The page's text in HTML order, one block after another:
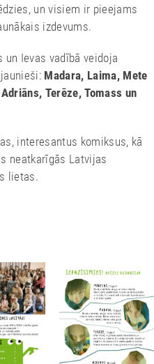
un visiem ir pieejams
izdevums.
Ievas vadībā veidoja
Madara, Laima, Mete
Terēze, Tomass un
interesantus komiksus, kā
neatkarīgās Latvijas
lietas.